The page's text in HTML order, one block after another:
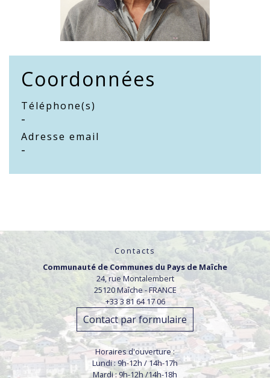
Coordonnées
Téléphone(s)
-
Adresse email
-
Contacts
Communauté de Communes du Pays de Maîche
24, rue Montalembert
25120 Maîche - FRANCE
+33 3 81 64 17 06
Contact par formulaire
Horaires d'ouverture :
Lundi : 9h-12h / 14h-17h
Mardi : 9h-12h /14h-18h